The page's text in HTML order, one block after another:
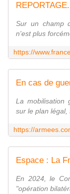
Sur un champ
n'est plus
La mobilisation
sur le plan légal,
En 2024, le
"opération